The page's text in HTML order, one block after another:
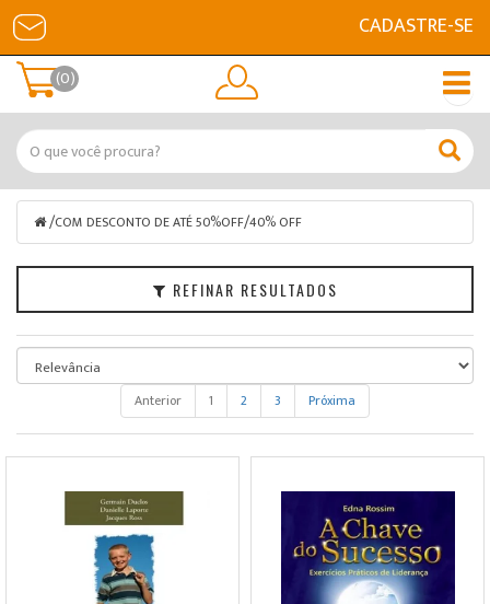
CADASTRE-SE
(0)
/COM DESCONTO DE ATÉ 50%OFF/40% OFF
REFINAR RESULTADOS
Filtrar
COM
DESCONTO
DE
ATÉ
50%OFF
de
Preço
Anterior 1 2 3 Próxima